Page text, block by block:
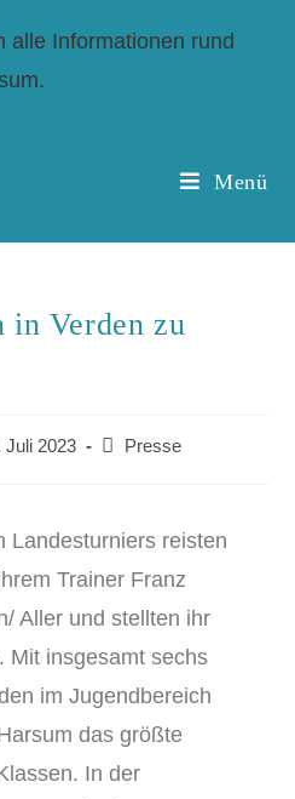
Menü
in Verden zu
Juli 2023 Presse
Landesturniers reisten
Trainer Franz
Aller und stellten ihr
Mit insgesamt sechs
im Jugendbereich
das größte
In der